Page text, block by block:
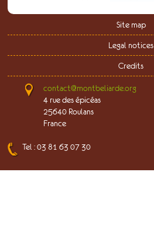
Site map
Legal notices
Credits
contact@montbeliarde.org
4 rue des épicéas
25640 Roulans
France
Tel : 03 81 63 07 30